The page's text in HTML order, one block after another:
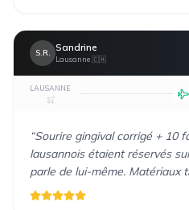
S.R. Sandrine
Lausanne 🇨🇭
LAUSANNE
“Sourire gingival corrigé + 10
lausannois étaient réservés
parle de lui-même. Matériaux